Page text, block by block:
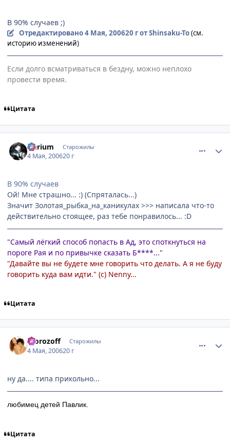
В 90% случаев ;)
Отредактировано4 Мая, 200620 гот Shinsaku-To(см.
историю изменений)
Если долго всматриваться в бездну, можно неплохо
провести время.
Цитата
Nerium Старожилы
4 Мая, 200620 г
В 90% случаев
Ой! Мне страшно... :) (Спряталась...)
Значит Золотая_рыбка_на_каникулах >>> написала что-то
действительно стоящее, раз тебе понравилось... :D
"Самый лёгкий способ попасть в Ад, это споткнуться на
пороге Рая и по привычке сказать Б****..."
"Давайте вы не будете мне говорить что делать. А я не буду
говорить куда вам идти." (с) Nenny...
Цитата
morozoff Старожилы
4 Мая, 200620 г
ну да.... типа прикольно...
любимец детей Павлик.
Цитата